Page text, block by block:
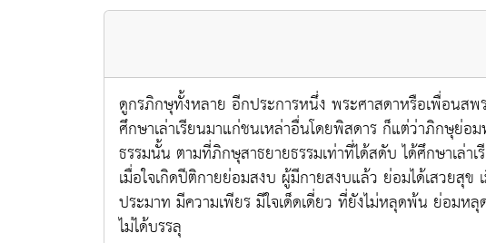
ดูกรภิกษุทั้งหลาย อีกประการหนึ่ง พระศาสดาหรือเพื่อนสพ
ศึกษาเล่าเรียนมาแก่ชนเหล่าอื่นโดยพิสดาร ก็แต่ว่าภิกษุย่อม
ธรรมนั้น ตามที่ภิกษุสาธยายธรรมเท่าที่ได้สดับ ได้ศึกษาเล่าเ
เมื่อใจเกิดปีติกายย่อมสงบ ผู้มีกายสงบแล้ว ย่อมได้เสวย
ประมาท มีความเพียร มีใจเด็ดเดี่ยว ที่ยังไม่หลุดพ้น ย่อมห
ไม่ได้บรรลุ